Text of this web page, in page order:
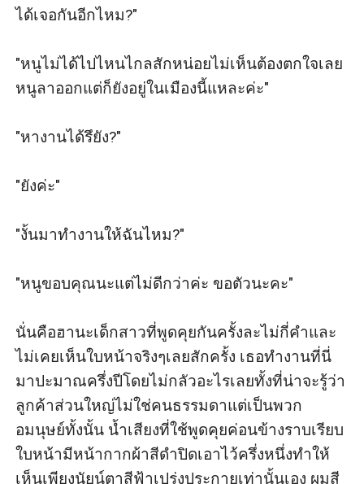
ได้เจอกันอีกไหม?"
"หนูไม่ได้ไปไหนไกลสักหน่อยไม่เห็นต้องตกใจเลย
หนูลาออกแต่ก็ยังอยู่ในเมืองนี้แหละค่ะ"
"หางานได้รึยัง?"
"ยังค่ะ"
"งั้นมาทำงานให้ฉันไหม?"
"หนูขอบคุณนะแต่ไม่ดีกว่าค่ะ ขอตัวนะคะ"
นั่นคือฮานะเด็กสาวที่พูดคุยกันครั้งละไม่กี่คำและ
ไม่เคยเห็นใบหน้าจริงๆเลยสักครั้ง เธอทำงานที่นี่
มาปะมาณครึ่งปีโดยไม่กลัวอะไรเลยทั้งที่น่าจะรู้ว่า
ลูกค้าส่วนใหญ่ไม่ใช่คนธรรมดาแต่เป็นพวก
อมนุษย์ทั้งนั้น น้ำเสียงที่ใช้พูดคุยค่อนข้างราบเรียบ
ใบหน้ามีหน้ากากผ้าสีดำปิดเอาไว้ครึ่งหนึ่งทำให้
เห็นเพียงนัยน์ตาสีฟ้าเปร่งประกายเท่านั้นเอง ผมสี